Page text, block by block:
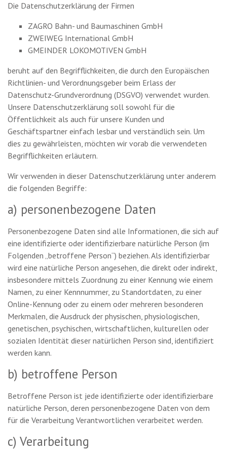
Die Datenschutzerklärung der Firmen
ZAGRO Bahn- und Baumaschinen GmbH
ZWEIWEG International GmbH
GMEINDER LOKOMOTIVEN GmbH
beruht auf den Begrifflichkeiten, die durch den Europäischen
Richtlinien- und Verordnungsgeber beim Erlass der
Datenschutz-Grundverordnung (DSGVO) verwendet wurden.
Unsere Datenschutzerklärung soll sowohl für die
Öffentlichkeit als auch für unsere Kunden und
Geschäftspartner einfach lesbar und verständlich sein. Um
dies zu gewährleisten, möchten wir vorab die verwendeten
Begrifflichkeiten erläutern.
Wir verwenden in dieser Datenschutzerklärung unter anderem
die folgenden Begriffe:
a) personenbezogene Daten
Personenbezogene Daten sind alle Informationen, die sich auf
eine identifizierte oder identifizierbare natürliche Person (im
Folgenden „betroffene Person“) beziehen. Als identifizierbar
wird eine natürliche Person angesehen, die direkt oder indirekt,
insbesondere mittels Zuordnung zu einer Kennung wie einem
Namen, zu einer Kennnummer, zu Standortdaten, zu einer
Online-Kennung oder zu einem oder mehreren besonderen
Merkmalen, die Ausdruck der physischen, physiologischen,
genetischen, psychischen, wirtschaftlichen, kulturellen oder
sozialen Identität dieser natürlichen Person sind, identifiziert
werden kann.
b) betroffene Person
Betroffene Person ist jede identifizierte oder identifizierbare
natürliche Person, deren personenbezogene Daten von dem
für die Verarbeitung Verantwortlichen verarbeitet werden.
c) Verarbeitung